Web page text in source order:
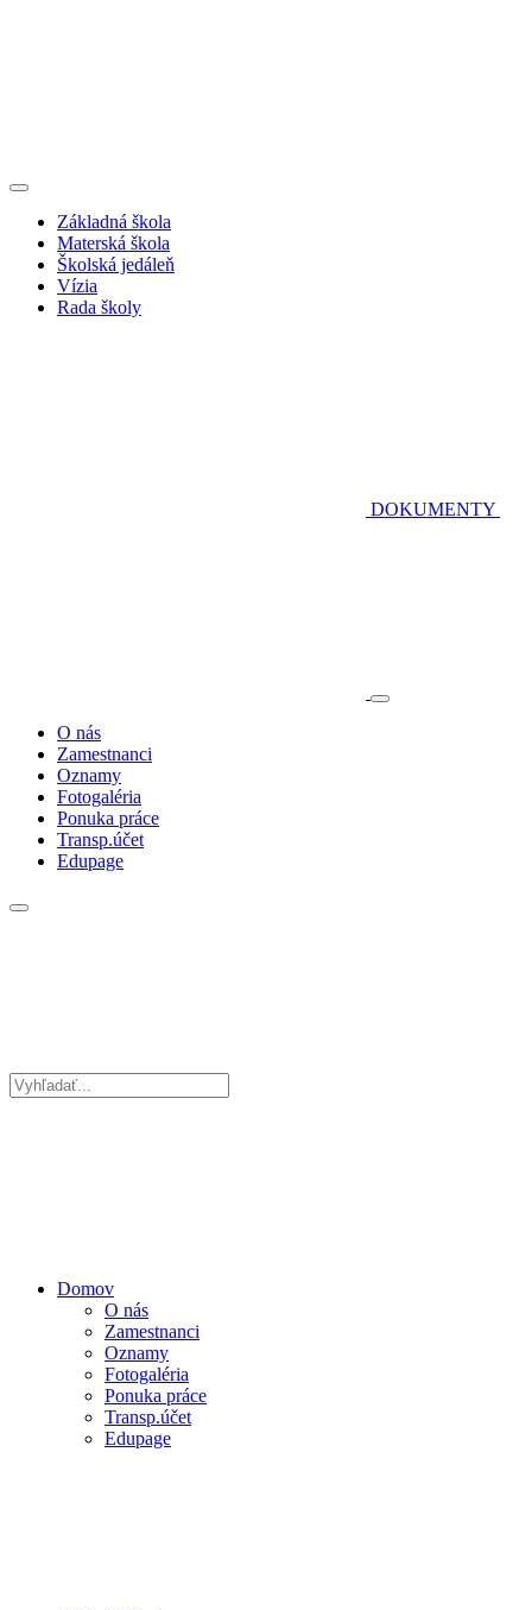
Základná škola
Materská škola
Školská jedáleň
Vízia
Rada školy
DOKUMENTY
O nás
Zamestnanci
Oznamy
Fotogaléria
Ponuka práce
Transp.účet
Edupage
Domov
O nás
Zamestnanci
Oznamy
Fotogaléria
Ponuka práce
Transp.účet
Edupage